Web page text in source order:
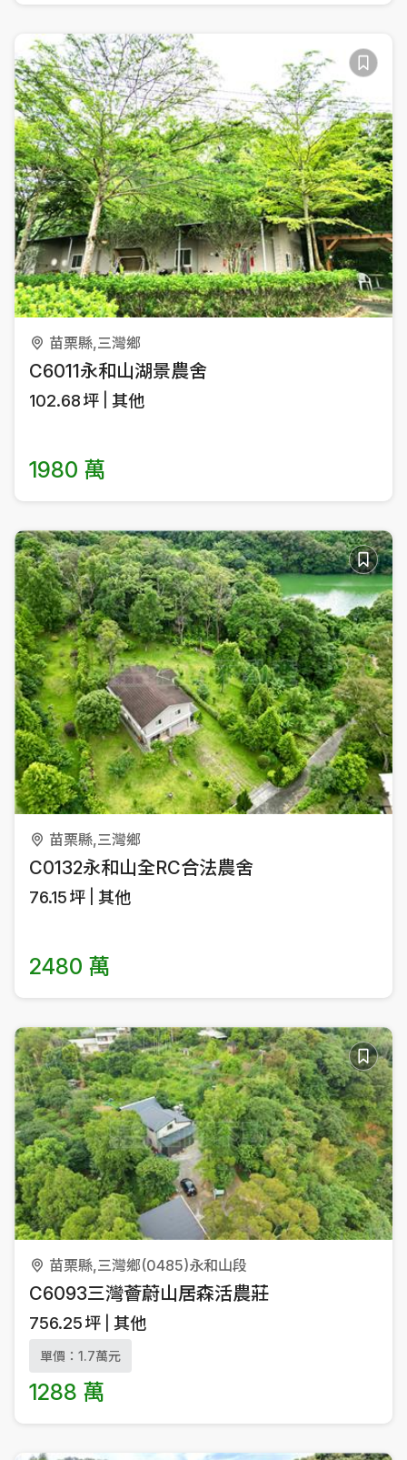
苗栗縣,三灣鄉
C6011永和山湖景農舍
102.68坪 其他
1980 萬
苗栗縣,三灣鄉
C0132永和山全RC合法農舍
76.15坪 其他
2480 萬
苗栗縣,三灣鄉(0485)永和山段
C6093三灣薈蔚山居森活農莊
756.25坪 其他
單價：1.7萬元
1288 萬